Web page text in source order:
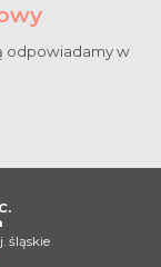
odpowiadamy w
śląskie